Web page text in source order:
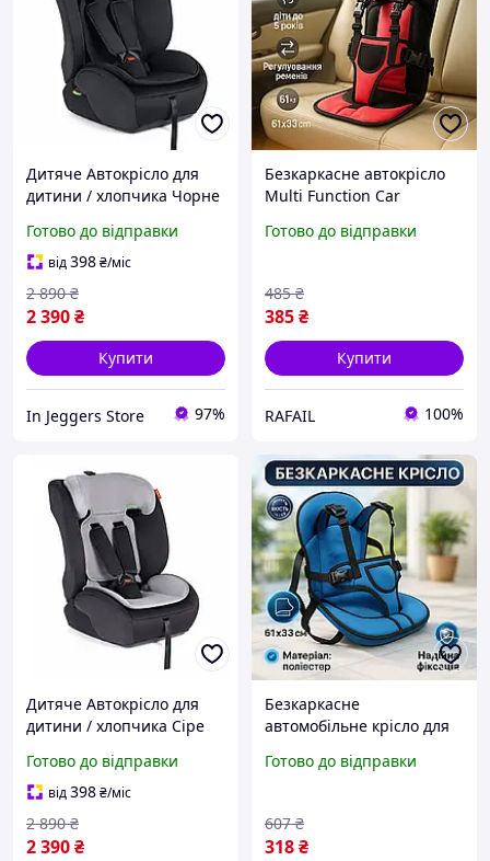
Дитяче Автокрісло для
дитини / хлопчика Чорне
Готово до відправки
від398₴/міс
2 390₴
2 890 ₴
Купити
In Jeggers Store 97%
Безкаркасне автокрісло
Multi Function Car
крісло для дітей,
73
Готово до відправки
385₴
485 ₴
Купити
RAFAIL 100%
Дитяче Автокрісло для
дитини / хлопчика Сіре
Grey
Готово до відправки
від398₴/міс
2 390₴
2 890 ₴
Безкаркасне
автомобільне крісло для
Автокрісло до року
XU-37
Готово до відправки
318₴
607 ₴